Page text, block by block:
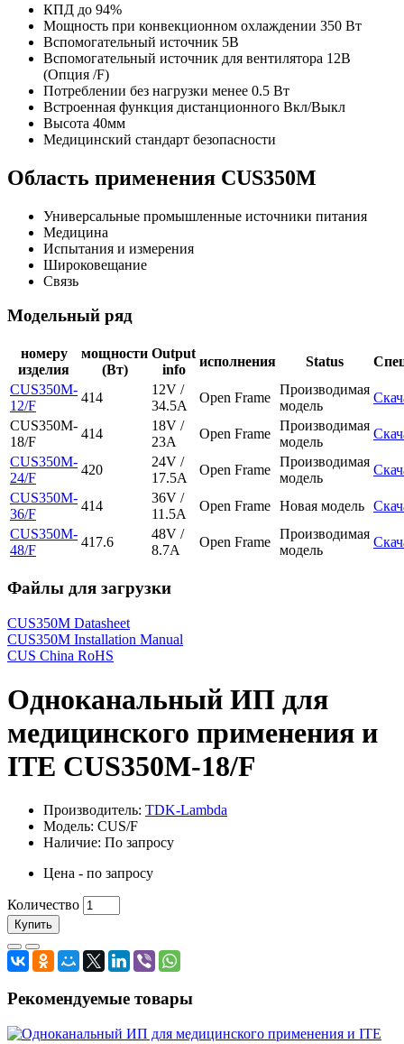
КПД до 94%
Мощность при конвекционном охлаждении 350 Вт
Вспомогательный источник 5В
Вспомогательный источник для вентилятора 12В
(Опция /F)
Потреблении без нагрузки менее 0.5 Вт
Встроенная функция дистанционного Вкл/Выкл
Высота 40мм
Медицинский стандарт безопасности
Область применения CUS350M
Универсальные промышленные источники питания
Медицина
Испытания и измерения
Широковещание
Связь
Модельный ряд
номеру
изделия
мощности
(Вт)
Output
info
исполнения Status
CUS350M-
12/F
414
12V /
34.5A
Open Frame
Производимая
модель
CUS350M-
18/F
414
18V /
23A
Open Frame
Производимая
модель
CUS350M-
24/F
420
24V /
17.5A
Open Frame
Производимая
модель
CUS350M-
36/F
414
36V /
11.5A
Open Frame Новая модель
CUS350M-
48/F
417.6
48V /
8.7A
Open Frame
Производимая
модель
Файлы для загрузки
CUS350M Datasheet
CUS350M Installation Manual
CUS China RoHS
Одноканальный ИП для
медицинского применения и
ITE CUS350M-18/F
Производитель: TDK-Lambda
Модель: CUS/F
Наличие: По запросу
Цена - по запросу
Количество
Купить
Рекомендуемые товары